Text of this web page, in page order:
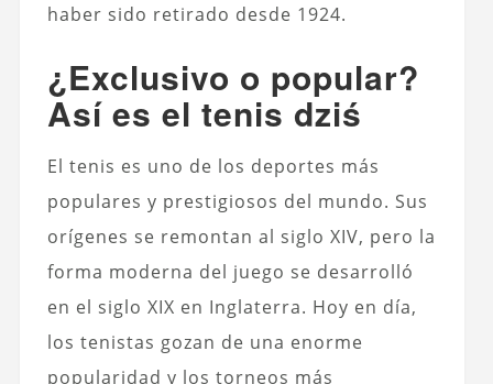
haber sido retirado desde 1924.
¿Exclusivo o popular?
Así es el tenis dziś
El tenis es uno de los deportes más
populares y prestigiosos del mundo. Sus
orígenes se remontan al siglo XIV, pero la
forma moderna del juego se desarrolló
en el siglo XIX en Inglaterra. Hoy en día,
los tenistas gozan de una enorme
popularidad y los torneos más